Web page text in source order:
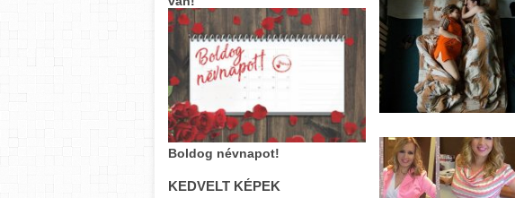
Boldog névnapot!
KEDVELT KÉPEK